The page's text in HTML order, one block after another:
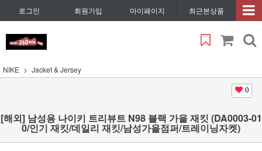
로그인 회원가입 마이페이지 최근본상품
NIKE Jacket & Jersey
0
[해외] 남성용 나이키 트리뷰트 N98 블랙 가을 재킷 (DA0003-01
0/인기 재킷/데일리 재킷/남성가을점퍼/트레이닝자켓)